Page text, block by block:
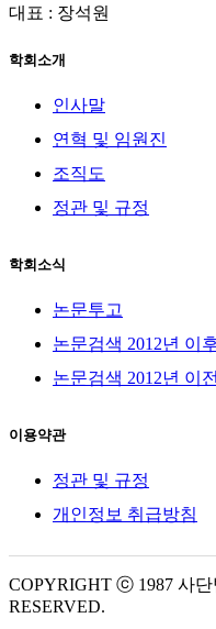
대표 : 장석원
학회소개
인사말
연혁 및 임원진
조직도
정관 및 규정
학회소식
논문투고
논문검색 2012년 이
논문검색 2012년 이전
이용약관
정관 및 규정
개인정보 취급방침
COPYRIGHT ⓒ 1987 사
RESERVED.